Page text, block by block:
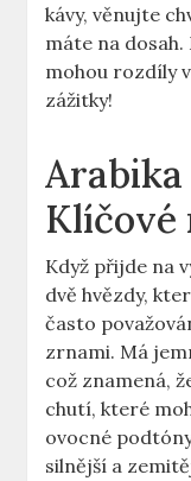
kávy, věnujte
máte na
mohou rozdíly
zážitky!
Arabika
Když přijde na
dvě hvězdy,
často
zrnami. Má
což znamená,
chutí, které
ovocné
silnější a